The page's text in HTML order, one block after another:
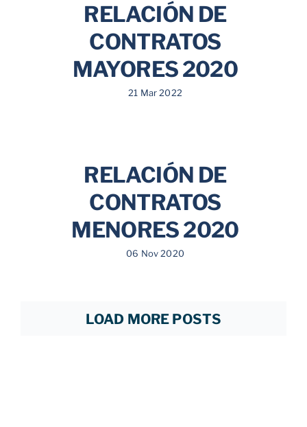
RELACIÓN DE
CONTRATOS
MAYORES 2020
21 Mar 2022
RELACIÓN DE
CONTRATOS
MENORES 2020
06 Nov 2020
LOAD MORE POSTS